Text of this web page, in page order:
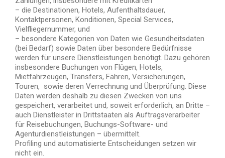
– die Destinationen, Hotels, Aufenthaltsdauer,
Kontaktpersonen, Konditionen, Special Services,
Vielfliegernummer, und
– besondere Kategorien von Daten wie Gesundheitsdaten
(bei Bedarf) sowie Daten über besondere Bedürfnisse
werden für unsere Dienstleistungen benötigt. Dazu gehören
insbesondere Buchungen von Flügen, Hotels,
Mietfahrzeugen, Transfers, Fähren, Versicherungen,
Touren, sowie deren Verrechnung und Überprüfung. Diese
Daten werden deshalb zu diesen Zwecken von uns
gespeichert, verarbeitet und, soweit erforderlich, an Dritte –
auch Dienstleister in Drittstaaten als Auftragsverarbeiter
für Reisebuchungen, Buchungs-Software- und
Agenturdienstleistungen – übermittelt.
Profiling und automatisierte Entscheidungen setzen wir
nicht ein.